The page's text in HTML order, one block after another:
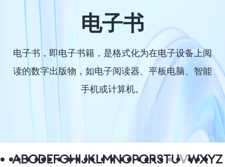
解决方案 电子书
电子书，即电子书籍，是格式化为在电子设备上阅
读的数字出版物，如电子阅读器、平板电脑、智能
手机或计算机。
ABCDEFGHIJKLMNOPQRSTUVWXYZ